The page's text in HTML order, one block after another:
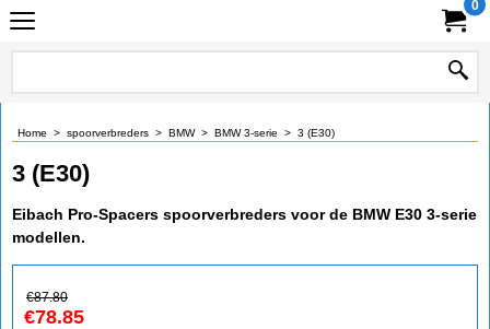
0
Home > spoorverbreders > BMW> BMW 3-serie > 3 (E30)
3 (E30)
Eibach Pro-Spacers spoorverbreders voor de BMW E30 3-serie
modellen.
€87.80
€78.85